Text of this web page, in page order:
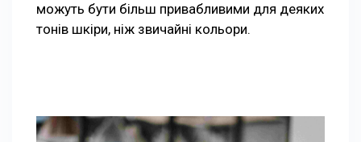
можуть бути більш привабливими для деяких
тонів шкіри, ніж звичайні кольори.